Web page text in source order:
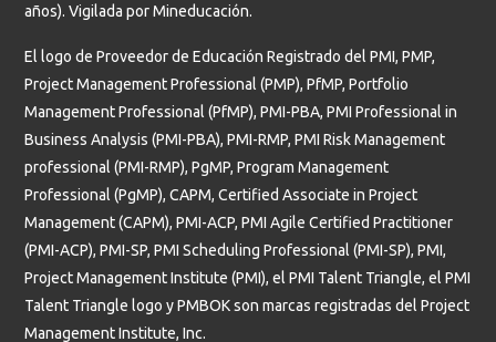
años). Vigilada por Mineducación.
El logo de Proveedor de Educación Registrado del PMI, PMP,
Project Management Professional (PMP), PfMP, Portfolio
Management Professional (PfMP), PMI-PBA, PMI Professional in
Business Analysis (PMI-PBA), PMI-RMP, PMI Risk Management
professional (PMI-RMP), PgMP, Program Management
Professional (PgMP), CAPM, Certified Associate in Project
Management (CAPM), PMI-ACP, PMI Agile Certified Practitioner
(PMI-ACP), PMI-SP, PMI Scheduling Professional (PMI-SP), PMI,
Project Management Institute (PMI), el PMI Talent Triangle, el PMI
Talent Triangle logo y PMBOK son marcas registradas del Project
Management Institute, Inc.